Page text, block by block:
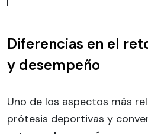
Diferencias en el
y desempeño
Uno de los aspectos más
prótesis deportivas y